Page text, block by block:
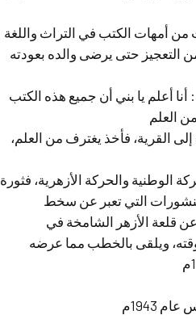
أمهات الكتب في التراث واللغة
التعجيز حتى يرضى والده بعودته
أعلم يا بني أن جميع هذه الكتب
العلم
القرية، فأخذ يغترف من العلم،
سنة 1937م، وانشغل بالحركة الوطنية والحركة الأزهرية، فثورة
التي تعبر عن سخط
عن قلعة الأزهر الشامخة في
ويلقى بالخطب مما عرضه